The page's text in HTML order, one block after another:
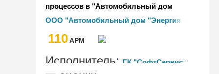
процессов в "Автомобильный дом
"Энергия ГмбХ"
ООО "Автомобильный дом "Энергия
110AРМ
Исполнитель: ГК "СофтСервис"